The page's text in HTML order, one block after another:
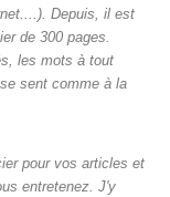
Depuis, il est
de 300 pages.
les mots à tout
sent comme à la
pour vos articles et
entretenez. J'y